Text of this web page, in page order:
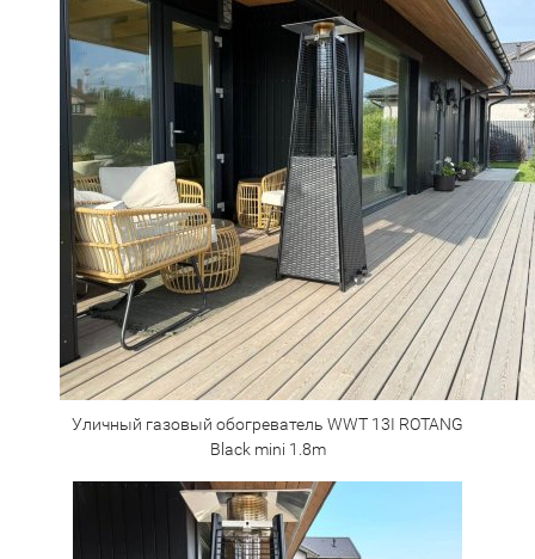
Уличный газовый обогреватель WWT 13I ROTANG
Black mini 1.8m